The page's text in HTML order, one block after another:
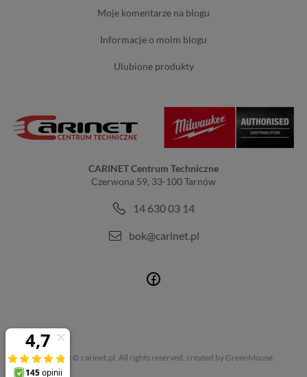
moje komentarze na blogu
informacje o moim blogu
ulubione produkty
CARINET Centrum Techniczne
Czerwona 59, 33-100 Tarnów
14 630 03 14
bok@carinet.pl
Copyright © carinet.pl. All rights reserved. created by GreenMouse